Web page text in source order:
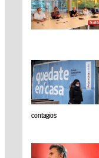
contagios